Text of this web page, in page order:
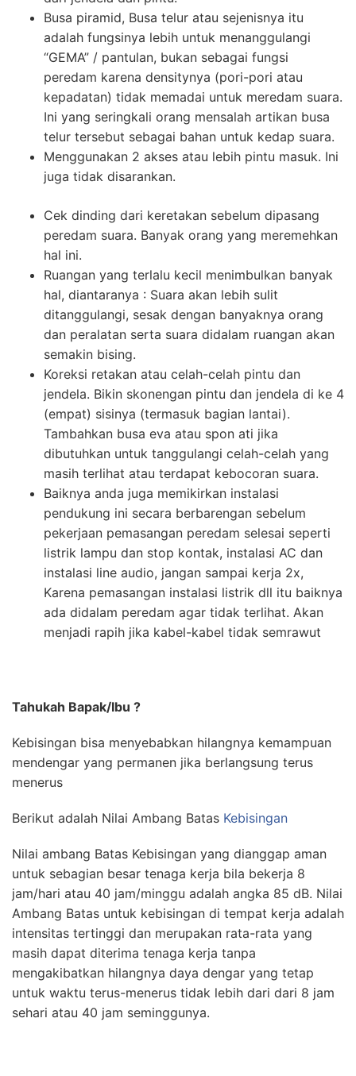
Busa piramid, Busa telur atau sejenisnya itu
adalah fungsinya lebih untuk menanggulangi
“GEMA” / pantulan, bukan sebagai fungsi
peredam karena densitynya (pori-pori atau
kepadatan) tidak memadai untuk meredam suara.
Ini yang seringkali orang mensalah artikan busa
telur tersebut sebagai bahan untuk kedap suara.
Menggunakan 2 akses atau lebih pintu masuk. Ini
juga tidak disarankan.
Cek dinding dari keretakan sebelum dipasang
peredam suara. Banyak orang yang meremehkan
hal ini.
Ruangan yang terlalu kecil menimbulkan banyak
hal, diantaranya : Suara akan lebih sulit
ditanggulangi, sesak dengan banyaknya orang
dan peralatan serta suara didalam ruangan akan
semakin bising.
Koreksi retakan atau celah-celah pintu dan
jendela. Bikin skonengan pintu dan jendela di ke 4
(empat) sisinya (termasuk bagian lantai).
Tambahkan busa eva atau spon ati jika
dibutuhkan untuk tanggulangi celah-celah yang
masih terlihat atau terdapat kebocoran suara.
Baiknya anda juga memikirkan instalasi
pendukung ini secara berbarengan sebelum
pekerjaan pemasangan peredam selesai seperti
listrik lampu dan stop kontak, instalasi AC dan
instalasi line audio, jangan sampai kerja 2x,
Karena pemasangan instalasi listrik dll itu baiknya
ada didalam peredam agar tidak terlihat. Akan
menjadi rapih jika kabel-kabel tidak semrawut
Tahukah Bapak/Ibu ?
Kebisingan bisa menyebabkan hilangnya kemampuan
mendengar yang permanen jika berlangsung terus
menerus
Berikut adalah Nilai Ambang Batas Kebisingan
Nilai ambang Batas Kebisingan yang dianggap aman
untuk sebagian besar tenaga kerja bila bekerja 8
jam/hari atau 40 jam/minggu adalah angka 85 dB. Nilai
Ambang Batas untuk kebisingan di tempat kerja adalah
intensitas tertinggi dan merupakan rata-rata yang
masih dapat diterima tenaga kerja tanpa
mengakibatkan hilangnya daya dengar yang tetap
untuk waktu terus-menerus tidak lebih dari dari 8 jam
sehari atau 40 jam seminggunya.